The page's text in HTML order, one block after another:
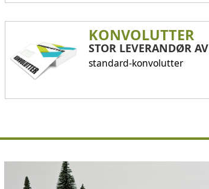
KONVOLUTTER
STOR LEVERANDØR AV
standard-konvolutter